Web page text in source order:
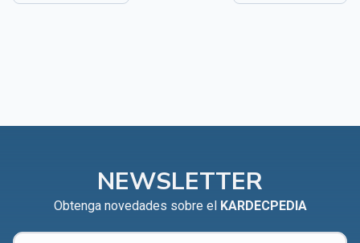
NEWSLETTER
Obtenga novedades sobre el KARDECPEDIA